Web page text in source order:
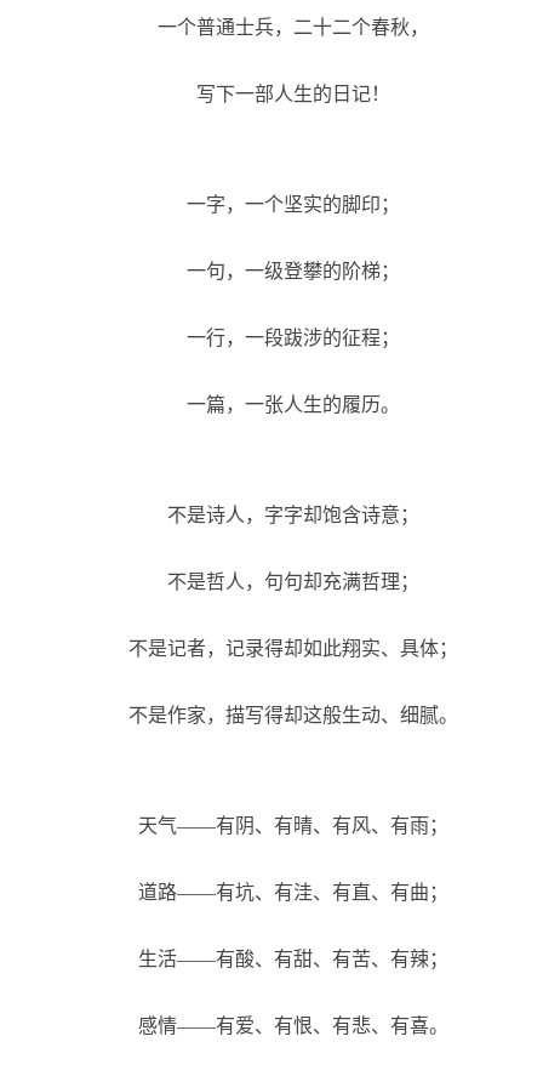
一个普通士兵，二十二个春秋，
写下一部人生的日记！
一字，一个坚实的脚印；
一句，一级登攀的阶梯；
一行，一段跋涉的征程；
一篇，一张人生的履历。
不是诗人，字字却饱含诗意；
不是哲人，句句却充满哲理；
不是记者，记录得却如此翔实、具体；
不是作家，描写得却这般生动、细腻。
天气——有阴、有晴、有风、有雨；
道路——有坑、有洼、有直、有曲；
生活——有酸、有甜、有苦、有辣；
感情——有爱、有恨、有悲、有喜。